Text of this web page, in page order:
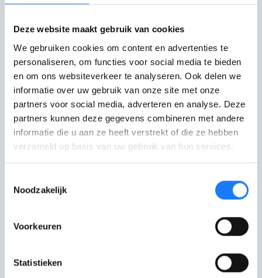
Deze website maakt gebruik van cookies
We gebruiken cookies om content en advertenties te
personaliseren, om functies voor social media te bieden
en om ons websiteverkeer te analyseren. Ook delen we
informatie over uw gebruik van onze site met onze
partners voor social media, adverteren en analyse. Deze
partners kunnen deze gegevens combineren met andere
informatie die u aan ze heeft verstrekt of die ze hebben
verzameld op basis van uw gebruik van hun services.
Noodzakelijk
Voorkeuren
Statistieken
Praat erover
opent om 18:00
Chat met Awel
Maandag-zaterdag
18:00-22:00 uur. Je kan even in de wachtrij
terechtkomen.
Mail met Awel
Stuur een mail of vul het contactformulier
in.
opent om 16:00
Bel met Awel
zaterdag van 16:00-22:00 uur. Woensdag
van 14:00-22:00 uur. Je kan even in de